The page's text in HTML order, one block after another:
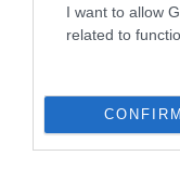
I want to allow
related to
CONFIRM
Grillezett